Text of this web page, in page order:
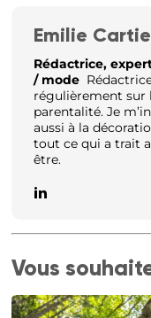
Emilie
Rédactrice,
/ mode
régulièrement sur
parentalité. Je
aussi à la
tout ce qui a trait
être.
Vous